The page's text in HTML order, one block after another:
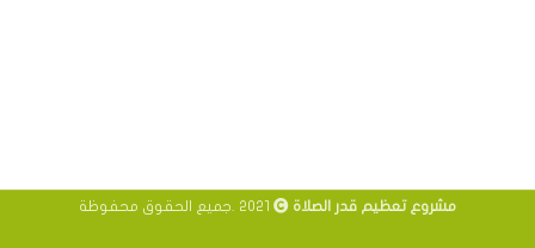
مشروع تعظيم قدر الصلاة